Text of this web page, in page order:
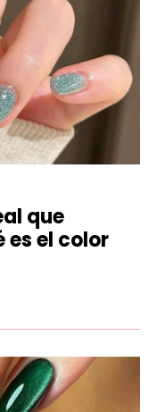
que
es el color